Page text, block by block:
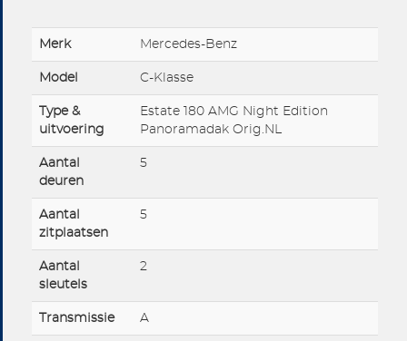
Merk Mercedes-Benz
Model C-Klasse
Type &
uitvoering
Estate 180 AMG Night Edition
Panoramadak Orig.NL
Aantal
deuren
5
Aantal
zitplaatsen
5
Aantal
sleutels
2
Transmissie A